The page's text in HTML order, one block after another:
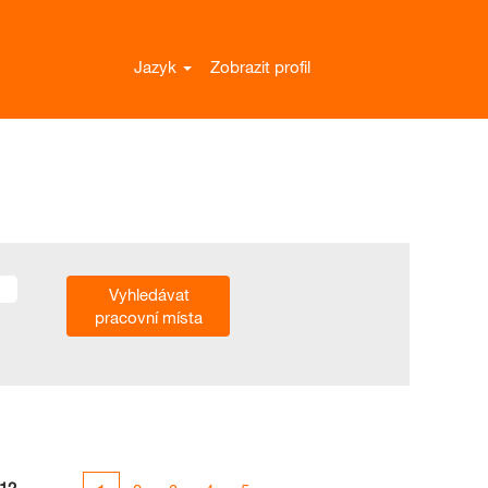
Jazyk Zobrazit profil